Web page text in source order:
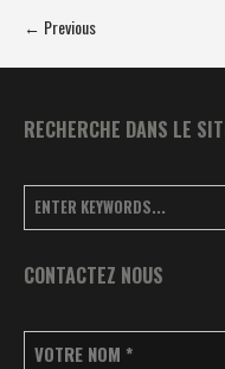
← Previous
RECHERCHE DANS LE
CONTACTEZ NOUS
VOTRE NOM *